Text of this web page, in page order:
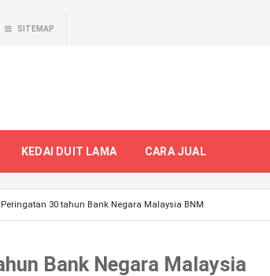
SITEMAP
KEDAI DUIT LAMA CARA JUAL
30 tahun Bank Negara Malaysia BNM
Bank Negara Malaysia